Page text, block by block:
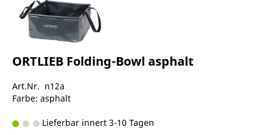
ORTLIEB Folding-Bowl asphalt
Art.Nr. n12a
Farbe: asphalt
Lieferbar innert 3-10 Tagen